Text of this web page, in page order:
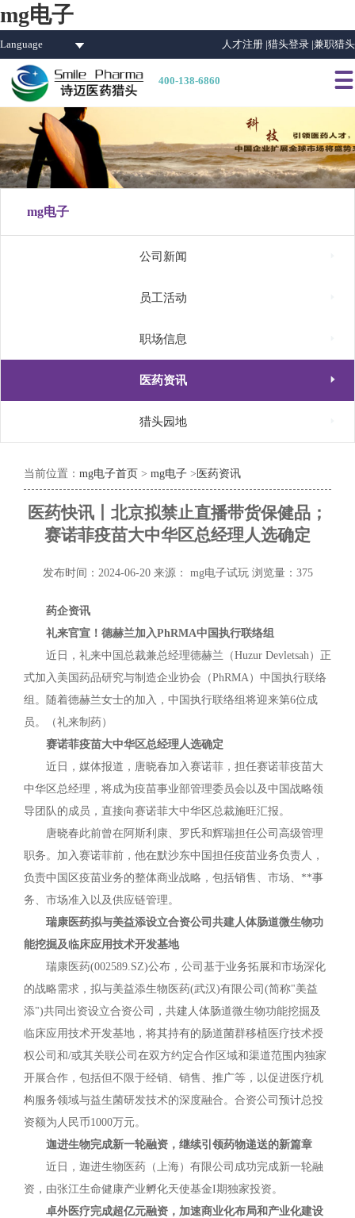
mg电子
Language 人才注册 |猎头登录 |兼职猎头
400-138-6860 
mg电子
公司新闻
员工活动
职场信息
医药资讯 
猎头园地
当前位置： mg电子首页 > mg电子 > 医药资讯
医药快讯丨北京拟禁止直播带货保健品；
赛诺菲疫苗大中华区总经理人选确定
发布时间：2024-06-20 来源： mg电子试玩 浏览量：375
药企资讯
礼来官宣！德赫兰加入PhRMA中国执行联络组
近日，礼来中国总裁兼总经理德赫兰（Huzur Devletsah）正
式加入美国药品研究与制造企业协会（PhRMA）中国执行联络
组。随着德赫兰女士的加入，中国执行联络组将迎来第6位成
员。（礼来制药）
赛诺菲疫苗大中华区总经理人选确定
近日，媒体报道，唐晓春加入赛诺菲，担任赛诺菲疫苗大
中华区总经理，将成为疫苗事业部管理委员会以及中国战略领
导团队的成员，直接向赛诺菲大中华区总裁施旺汇报。
唐晓春此前曾在阿斯利康、罗氏和辉瑞担任公司高级管理
职务。加入赛诺菲前，他在默沙东中国担任疫苗业务负责人，
负责中国区疫苗业务的整体商业战略，包括销售、市场、**事
务、市场准入以及供应链管理。
瑞康医药拟与美益添设立合资公司共建人体肠道微生物功
能挖掘及临床应用技术开发基地
瑞康医药(002589.SZ)公布，公司基于业务拓展和市场深化
的战略需求，拟与美益添生物医药(武汉)有限公司(简称"美益
添")共同出资设立合资公司，共建人体肠道微生物功能挖掘及
临床应用技术开发基地，将其持有的肠道菌群移植医疗技术授
权公司和/或其关联公司在双方约定合作区域和渠道范围内独家
开展合作，包括但不限于经销、销售、推广等，以促进医疗机
构服务领域与益生菌研发技术的深度融合。合资公司预计总投
资额为人民币1000万元。
迦进生物完成新一轮融资，继续引领药物递送的新篇章
近日，迦进生物医药（上海）有限公司成功完成新一轮融
资，由张江生命健康产业孵化天使基金I期独家投资。
卓外医疗完成超亿元融资，加速商业化布局和产业化建设